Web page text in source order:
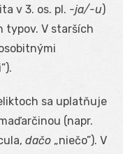
v 3. os. pl. -ja/-u)
typov. V starších
sa uplatňuje
(napr.
dačo „niečo”). V